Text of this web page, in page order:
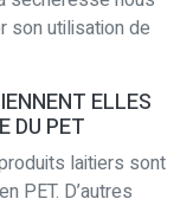
son utilisation de
ELLES
DU PET
laitiers sont
PET. D’autres